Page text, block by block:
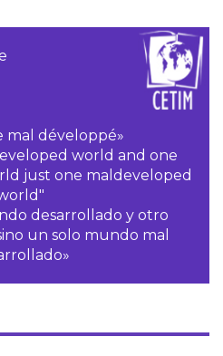
mal développé»
world and one
just one maldeveloped
desarrollado y otro
un solo mundo mal